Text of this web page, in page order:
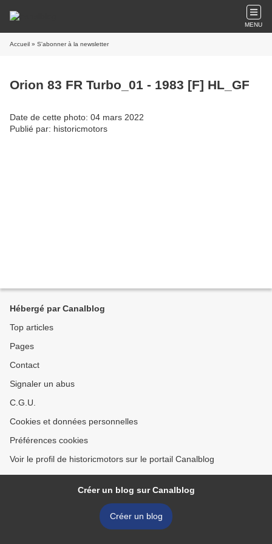
MENU
Accueil » S'abonner à la newsletter
Orion 83 FR Turbo_01 - 1983 [F] HL_GF
Date de cette photo: 04 mars 2022
Publié par: historicmotors
Hébergé par Canalblog
Top articles
Pages
Contact
Signaler un abus
C.G.U.
Cookies et données personnelles
Préférences cookies
Voir le profil de historicmotors sur le portail Canalblog
Créer un blog sur Canalblog
Créer un blog